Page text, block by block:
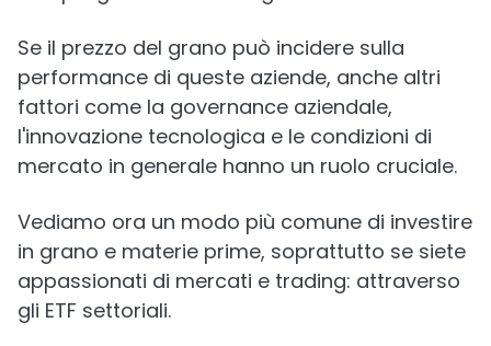
Se il prezzo del grano può incidere sulla
performance di queste aziende, anche altri
fattori come la governance aziendale,
l'innovazione tecnologica e le condizioni di
mercato in generale hanno un ruolo cruciale.
Vediamo ora un modo più comune di investire
in grano e materie prime, soprattutto se siete
appassionati di mercati e trading: attraverso
gli ETF settoriali.